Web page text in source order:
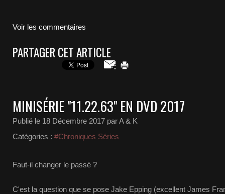
Voir les commentaires
PARTAGER CET ARTICLE
MINISÉRIE "11.22.63" EN DVD 2017
Publié le 18 Décembre 2017 par A & K
Catégories : #Chroniques Séries
Faut-il changer le passé ?
C'est la question que se pose Jake Epping (excellent James